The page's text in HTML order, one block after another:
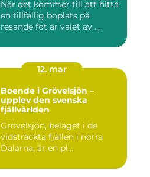
När det kommer till att hitta
en tillfällig boplats på
resande fot är valet av ...
12. mar
Boende i Grövelsjön –
upplev den svenska
fjällvärlden
Grövelsjön, beläget i de
vidsträckta fjällen i norra
Dalarna, är en pl...